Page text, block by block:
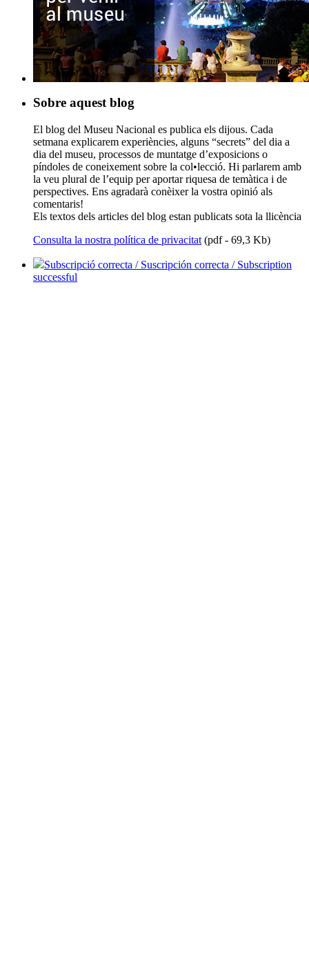
Sobre aquest blog
El blog del Museu Nacional es publica els dijous. Cada
setmana explicarem experiències, alguns “secrets” del dia a
dia del museu, processos de muntatge d’exposicions o
píndoles de coneixement sobre la col•lecció. Hi parlarem amb
la veu plural de l’equip per aportar riquesa de temàtica i de
perspectives. Ens agradarà conèixer la vostra opinió als
comentaris!
Els textos dels articles del blog estan publicats sota la llicència
Consulta la nostra política de privacitat (pdf - 69,3 Kb)
Subscripció correcta / Suscripción correcta / Subscription
successful